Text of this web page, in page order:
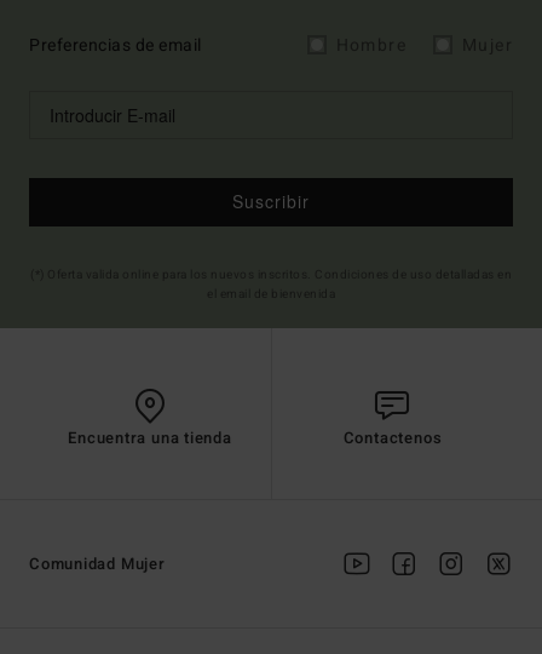
Preferencias de email
Suscribir
Encuentra una tienda Contactenos
Comunidad Mujer